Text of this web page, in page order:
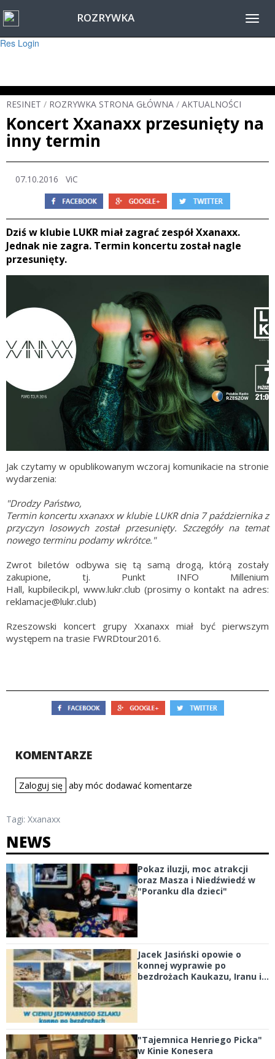
Warning
: session_start(): Failed to read session data: user (path: ) in
Res Login
ROZRYWKA
RESINET / ROZRYWKA STRONA GŁÓWNA / AKTUALNOŚCI
Koncert Xxanaxx przesunięty na
inny termin
07.10.2016 ViC
Dziś w klubie LUKR miał zagrać zespół Xxanaxx.
Jednak nie zagra. Termin koncertu został nagle
przesunięty.
Jak czytamy w opublikowanym wczoraj komunikacie na stronie
wydarzenia:
"Drodzy Państwo,
Termin koncertu xxanaxx w klubie LUKR dnia 7 października z
przyczyn losowych został przesunięty. Szczegóły na temat
nowego terminu podamy wkrótce."
Zwrot biletów odbywa się tą samą drogą, którą zostały
zakupione, tj. Punkt INFO Millenium
Hall, kupbilecik.pl, www.lukr.club (prosimy o kontakt na adres:
reklamacje@lukr.club)
Rzeszowski koncert grupy Xxanaxx miał być pierwszym
występem na trasie FWRDtour2016.
KOMENTARZE
Zaloguj się aby móc dodawać komentarze
Tagi: Xxanaxx
NEWS
Pokaz iluzji, moc atrakcji
oraz Masza i Niedźwiedź w
"Poranku dla dzieci"
Jacek Jasiński opowie o
konnej wyprawie po
bezdrożach Kaukazu, Iranu i...
"Tajemnica Henriego Picka"
w Kinie Konesera